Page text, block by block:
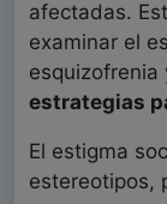
afectadas.
examinar el
esquizofrenia
estrategias
El estigma
estereotipos,